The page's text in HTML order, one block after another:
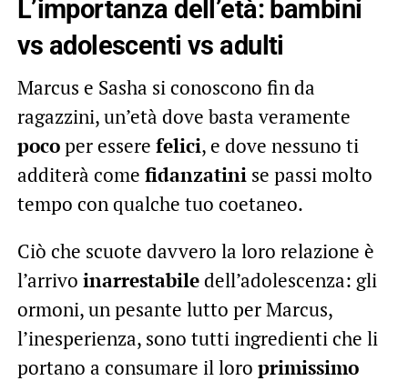
L’importanza dell’età: bambini
vs adolescenti vs adulti
Marcus e Sasha si conoscono fin da
ragazzini, un’età dove basta veramente
pocoper essere felici, e dove nessuno ti
additerà come fidanzatinise passi molto
tempo con qualche tuo coetaneo.
Ciò che scuote davvero la loro relazione è
l’arrivo inarrestabiledell’adolescenza: gli
ormoni, un pesante lutto per Marcus,
l’inesperienza, sono tutti ingredienti che li
portano a consumare il loro primissimo